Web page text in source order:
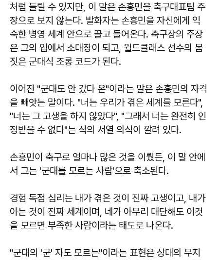
처럼 들릴 수 있지만, 이 말은 손흥민을 축구대표팀 주
장으로 보지 않는다. 발화자는 손흥민을 자신에게 익
숙한 병영 세계 안으로 끌고 들어온다. 축구장의 주장
은 그의 입에서 소대장이 되고, 월드클래스 선수의 몸
짓은 군대식 조롱 코드가 된다.
이어진 "군대도 안 갔다 온"이라는 말은 손흥민의 자격
을 빼앗는 말이다. "너는 우리가 겪은 세계를 모른다",
"너는 그 고생을 하지 않았다", "그래서 너는 완전히 인
정받을 수 없다"는 식의 서열 의식이 깔려 있다.
손흥민이 축구로 얼마나 많은 것을 이뤘든, 이 말 안에
서 그는 '군대를 모르는 사람'으로 축소된다.
경험 독점 심리는 내가 겪은 것이 진짜 고생이고, 내가
아는 것이 진짜 세계이며, 네가 아무리 대단해도 이것
을 모르면 부족한 사람이라는 태도로 나온다.
"군대의 '군' 자도 모르는"이라는 표현은 상대의 무지